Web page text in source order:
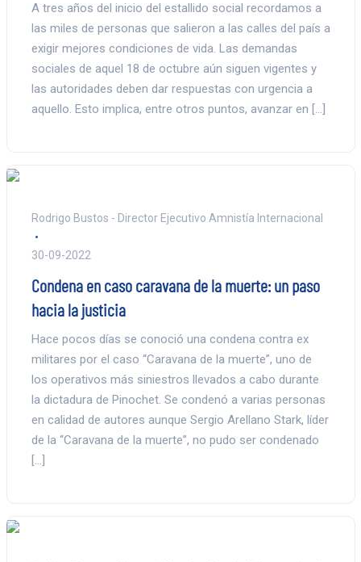
A tres años del inicio del estallido social recordamos a
las miles de personas que salieron a las calles del país a
exigir mejores condiciones de vida. Las demandas
sociales de aquel 18 de octubre aún siguen vigentes y
las autoridades deben dar respuestas con urgencia a
aquello. Esto implica, entre otros puntos, avanzar en […]
Rodrigo Bustos - Director Ejecutivo Amnistía Internacional
30-09-2022
Condena en caso caravana de la muerte: un paso
hacia la justicia
Hace pocos días se conoció una condena contra ex
militares por el caso “Caravana de la muerte”, uno de
los operativos más siniestros llevados a cabo durante
la dictadura de Pinochet. Se condenó a varias personas
en calidad de autores aunque Sergio Arellano Stark, líder
de la “Caravana de la muerte”, no pudo ser condenado
[…]